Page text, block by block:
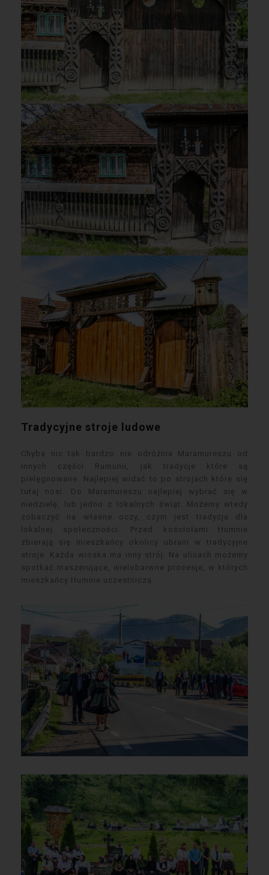
Tradycyjne stroje ludowe
Chyba nic tak bardzo nie odróżnia Maramureszu od
innych części Rumunii, jak tradycje które są
pielęgnowane. Najlepiej widać to po strojach które się
tutaj nosi. Do Maramureszu najlepiej wybrać się w
niedzielę, lub jedno z lokalnych świąt. Możemy wtedy
zobaczyć na własne oczy, czym jest tradycja dla
lokalnej społeczności. Przed kościołami tłumnie
zbierają się mieszkańcy okolicy ubrani w tradycyjne
stroje. Każda wioska ma inny strój. Na ulicach możemy
spotkać maszerujące, wielobarwne procesje, w których
mieszkańcy tłumnie uczestniczą.